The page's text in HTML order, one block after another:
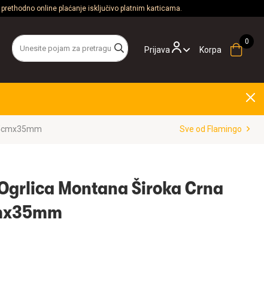
online plaćanje isključivo platnim karticama.
Prijava Korpa
Sve od Flamingo
Montana Široka Crna